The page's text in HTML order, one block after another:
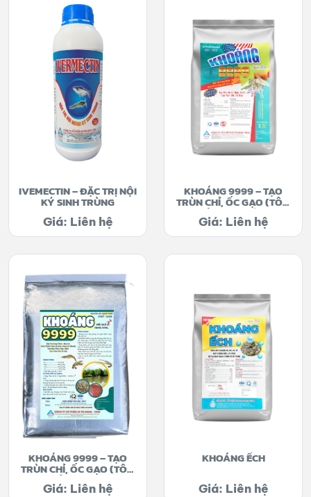
IVEMECTIN – ĐẶC TRỊ NỘI
KÝ SINH TRÙNG
Giá: Liên hệ
KHOÁNG 9999 – TẠO
TRÙN CHỈ, ỐC GẠO (TÔM
CÔNG NGHIỆP)
Giá: Liên hệ
KHOÁNG 9999 – TẠO
TRÙN CHỈ, ỐC GẠO (TÔM
QUẢNG CANH)
Giá: Liên hệ
KHOÁNG ẾCH
Giá: Liên hệ